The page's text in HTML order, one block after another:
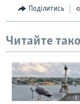
Поділитись
Читайте